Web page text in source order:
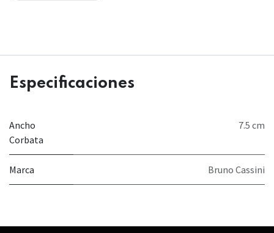
Especificaciones
Ancho
Corbata
7.5 cm
Marca Bruno Cassini